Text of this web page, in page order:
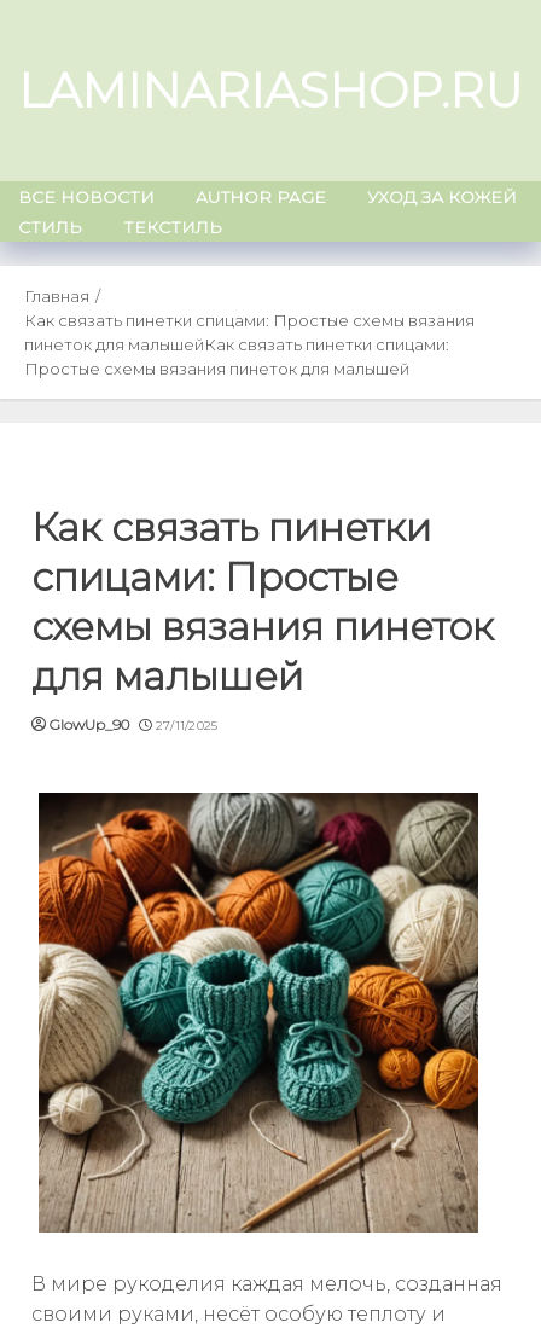
content
LAMINARIASHOP.RU
ВСЕ НОВОСТИ AUTHOR PAGE
УХОД ЗА КОЖЕЙ
СТИЛЬ
ТЕКСТИЛЬ
Главная
Как связать пинетки спицами: Простые схемы вязания
пинеток для малышейКак связать пинетки спицами:
Простые схемы вязания пинеток для малышей
Как связать пинетки
спицами: Простые
схемы вязания пинеток
для малышей
GlowUp_90 27/11/2025
В мире рукоделия каждая мелочь, созданная
своими руками, несёт особую теплоту и